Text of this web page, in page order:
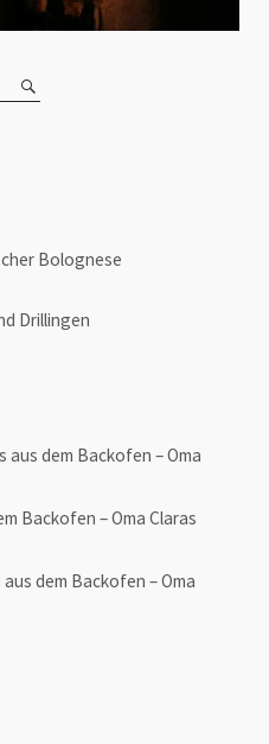
Bolognese
Drillingen
aus dem Backofen – Oma
Backofen – Oma Claras
dem Backofen – Oma